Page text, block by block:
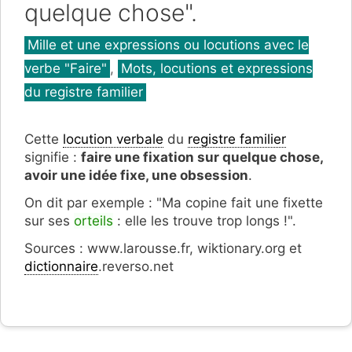
quelque chose".
Catégories
Mille et une expressions ou locutions avec le
verbe "Faire" , Mots, locutions et expressions
du registre familier
Cette locution verbale du registre familier
signifie : faire une fixation sur quelque chose,
avoir une idée fixe, une obsession.
On dit par exemple : "Ma copine fait une fixette
sur ses orteils : elle les trouve trop longs !".
Sources : www.larousse.fr, wiktionary.org et
dictionnaire.reverso.net